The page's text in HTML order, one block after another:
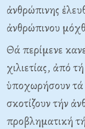
ἀνθρώπινης
ἀνθρώπινου
Θά περίμενε
χιλιετίας, ἀπό
ὑποχωρήσουν τά
σκοτίζουν τήν
προβληματική